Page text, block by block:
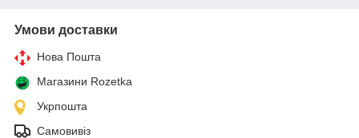
Умови доставки
Нова Пошта
Магазини Rozetka
Укрпошта
Самовивіз